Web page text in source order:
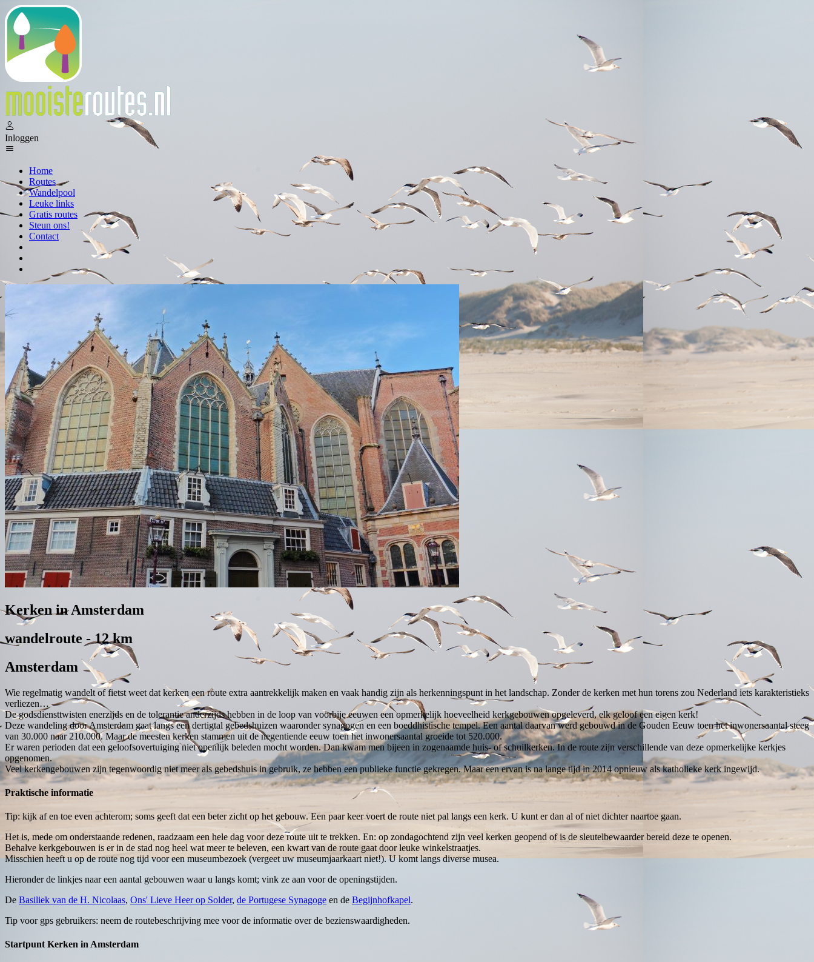
Inloggen
Home
Routes
Wandelpool
Leuke links
Gratis routes
Steun ons!
Contact
Kerken in Amsterdam
wandelroute - 12 km
Amsterdam
Wie regelmatig wandelt of fietst weet dat kerken een route extra aantrekkelijk maken en vaak handig zijn als herkenningspunt in het landschap. Zonder de kerken met hun torens zou Nederland iets karakteristieks
verliezen…
De godsdiensttwisten enerzijds en de tolerantie anderzijds hebben in de loop van voorbije eeuwen een opmerkelijk hoeveelheid kerkgebouwen opgeleverd, elk geloof een eigen kerk!
Deze wandeling door Amsterdam gaat langs een dertigtal gebedshuizen waaronder synagogen en een boeddhistische tempel. Een aantal daarvan werd gebouwd in de Gouden Eeuw toen het inwonersaantal steeg
van 30.000 naar 210.000. Maar de meesten kerken stammen uit de negentiende eeuw toen het inwonersaantal groeide tot 520.000.
Er waren perioden dat een geloofsovertuiging niet openlijk beleden mocht worden. Dan kwam men bijeen in zogenaamde huis- of schuilkerken. In de route zijn verschillende van deze opmerkelijke kerkjes
opgenomen.
Veel kerkengebouwen zijn tegenwoordig niet meer als gebedshuis in gebruik, ze hebben een publieke functie gekregen. Maar een ervan is na lange tijd in 2014 opnieuw als katholieke kerk ingewijd.
Praktische informatie
Tip: kijk af en toe even achterom; soms geeft dat een beter zicht op het gebouw. Een paar keer voert de route niet pal langs een kerk. U kunt er dan al of niet dichter naartoe gaan.
Het is, mede om onderstaande redenen, raadzaam een hele dag voor deze route uit te trekken. En: op zondagochtend zijn veel kerken geopend of is de sleutelbewaarder bereid deze te openen.
Behalve kerkgebouwen is er in de stad nog heel wat meer te beleven, een kwart van de route gaat door leuke winkelstraatjes.
Misschien heeft u op de route nog tijd voor een museumbezoek (vergeet uw museumjaarkaart niet!). U komt langs diverse musea.
Hieronder de linkjes naar een aantal gebouwen waar u langs komt; vink ze aan voor de openingstijden.
De Basiliek van de H. Nicolaas, Ons' Lieve Heer op Solder, de Portugese Synagoge en de Begijnhofkapel.
Tip voor gps gebruikers: neem de routebeschrijving mee voor de informatie over de bezienswaardigheden.
Startpunt Kerken in Amsterdam